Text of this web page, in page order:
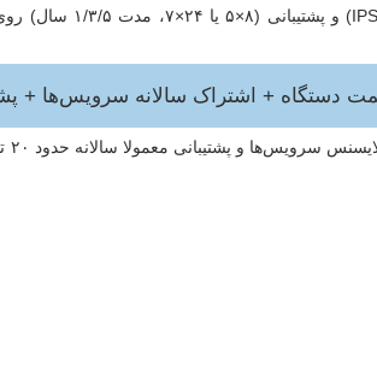
دستگاه + اشتراک‌ سالانه سرویس‌ها +